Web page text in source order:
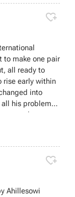

to make one pair
all ready to
rise early within
into
his problems;
to heaven,

Ahillesowi